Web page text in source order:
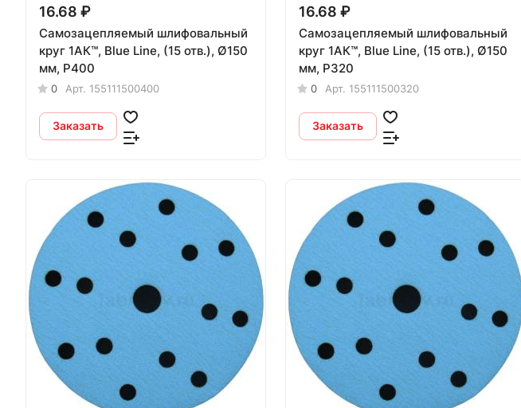
16.68 ₽
Самозацепляемый шлифовальный
круг 1АК™, Blue Line, (15 отв.), Ø150
мм, Р400
0 Арт. 155111500400
Заказать
16.68 ₽
Самозацепляемый шлифовальный
круг 1АК™, Blue Line, (15 отв.), Ø150
мм, Р320
0 Арт. 155111500320
Заказать